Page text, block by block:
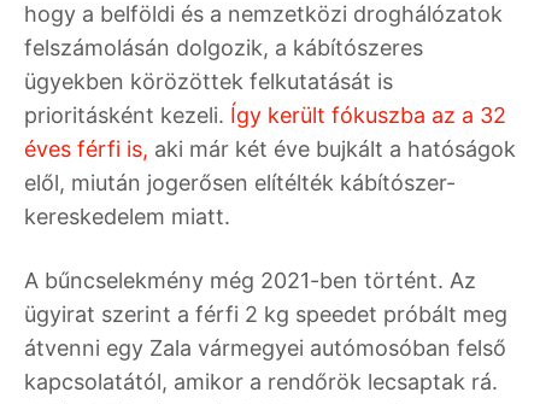
hogy a belföldi és a nemzetközi droghálózatok
felszámolásán dolgozik, a kábítószeres
ügyekben körözöttek felkutatását is
prioritásként kezeli. Így került fókuszba az a 32
éves férfi is, aki már két éve bujkált a hatóságok
elől, miután jogerősen elítélték kábítószer-
kereskedelem miatt.
A bűncselekmény még 2021-ben történt. Az
ügyirat szerint a férfi 2 kg speedet próbált meg
átvenni egy Zala vármegyei autómosóban felső
kapcsolatától, amikor a rendőrök lecsaptak rá.